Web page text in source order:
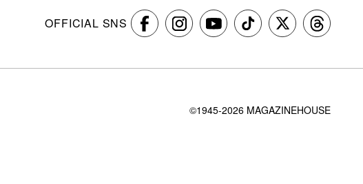
OFFICIAL SNS
©1945-2026 MAGAZINEHOUSE